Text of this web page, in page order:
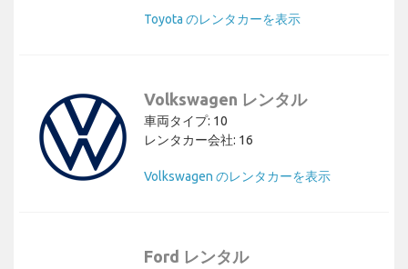
Toyota のレンタカーを表示
Volkswagen レンタル
車両タイプ: 10
レンタカー会社: 16
Volkswagen のレンタカーを表示
Ford レンタル